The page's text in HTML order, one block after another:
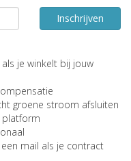
Inschrijven
je winkelt bij jouw
groene stroom afsluiten
platform
mail als je contract